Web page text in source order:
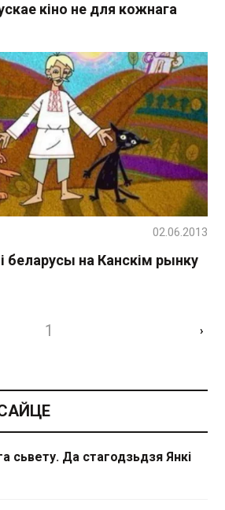
кіно не для кожнага
беларусы на Канскім рынку
02.06.2013
1 ›
сьвету. Да стагодзьдзя Янкі